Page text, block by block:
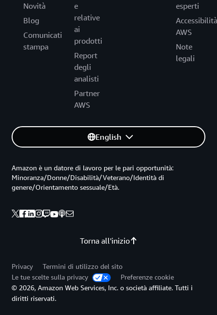
Novità
Blog
Comunicati
stampa
e
relative
ai
prodotti
Report
degli
analisti
Partner
AWS
esperti
Accessibilità
AWS
Note
legali
English
Torna all'inizio
Amazon è un datore di lavoro per le pari opportunità:
Minoranza/Donne/Disabilità/Veterano/Identità di
genere/Orientamento sessuale/Età.
Privacy
Termini di utilizzo del sito
Le tue scelte sulla privacy
Preferenze cookie
© 2026, Amazon Web Services, Inc. o società affiliate. Tutti i
diritti riservati.